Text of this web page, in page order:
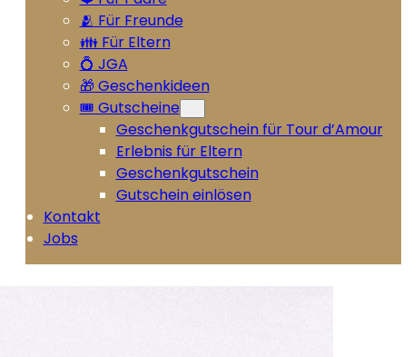
🫂 Für Freunde
👪 Für Eltern
💍 JGA
🎁 Geschenkideen
🎟️ Gutscheine
Geschenkgutschein für Tour d’Amour
Erlebnis für Eltern
Geschenkgutschein
Gutschein einlösen
Kontakt
Jobs